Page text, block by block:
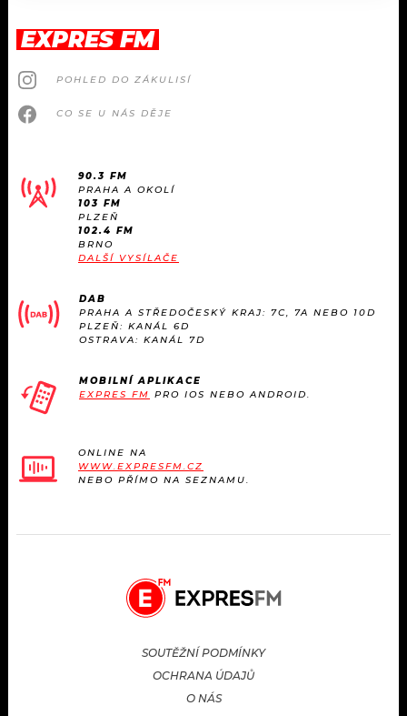
EXPRES FM
POHLED DO ZÁKULISÍ
CO SE U NÁS DĚJE
90.3 FM
PRAHA A OKOLÍ
103 FM
PLZEŇ
102.4 FM
BRNO
DALŠÍ VYSÍLAČE
DAB
PRAHA A STŘEDOČESKÝ KRAJ: 7C, 7A NEBO 10D
PLZEŇ: KANÁL 6D
OSTRAVA: KANÁL 7D
MOBILNÍ APLIKACE
EXPRES FM PRO IOS NEBO ANDROID.
ONLINE NA
WWW.EXPRESFM.CZ
NEBO PŘÍMO NA SEZNAMU.
SOUTĚŽNÍ PODMÍNKY
OCHRANA ÚDAJŮ
O NÁS